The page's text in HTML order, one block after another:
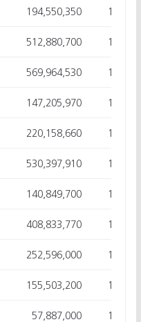
194,550,350 15
512,880,700 15
569,964,530 14
147,205,970 14
220,158,660 14
530,397,910 14
140,849,700 14
408,833,770 14
252,596,000 14
155,503,200 13
57,887,000 13